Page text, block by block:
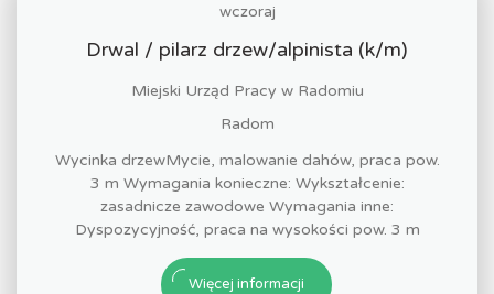
wczoraj
Drwal / pilarz drzew/alpinista (k/m)
Miejski Urząd Pracy w Radomiu
Radom
Wycinka drzewMycie, malowanie dahów, praca pow.
3 m Wymagania konieczne: Wykształcenie:
zasadnicze zawodowe Wymagania inne:
Dyspozycyjność, praca na wysokości pow. 3 m
Więcej informacji